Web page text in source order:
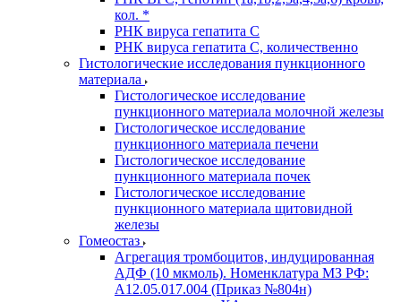
кол. *
РНК вируса гепатита C
РНК вируса гепатита C, количественно
Гистологические исследования пункционного
материала
Гистологическое исследование
пункционного материала молочной железы
Гистологическое исследование
пункционного материала печени
Гистологическое исследование
пункционного материала почек
Гистологическое исследование
пункционного материала щитовидной
железы
Гомеостаз
Агрегация тромбоцитов, индуцированная
АДФ (10 мкмоль). Номенклатура МЗ РФ:
A12.05.017.004 (Приказ №804н)